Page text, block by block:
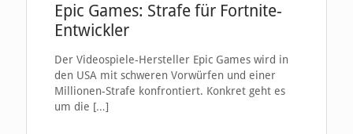
Epic Games: Strafe für Fortnite-
Entwickler
Der Videospiele-Hersteller Epic Games wird in
den USA mit schweren Vorwürfen und einer
Millionen-Strafe konfrontiert. Konkret geht es
um die […]